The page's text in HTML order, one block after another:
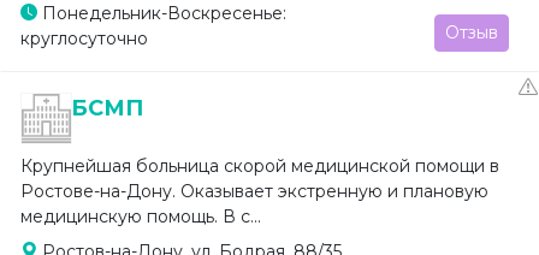
Понедельник-Воскресенье:
круглосуточно
Отзыв
БСМП
Крупнейшая больница скорой медицинской помощи в
Ростове-на-Дону. Оказывает экстренную и плановую
медицинскую помощь. В с...